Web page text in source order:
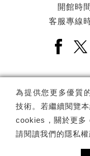
為提供您更多優質
技術。若繼續閱覽
cookies，關於更多
請閱讀我們的隱私
開館時間
客服專線
電子報訂閱
Copyright © 國家表演藝